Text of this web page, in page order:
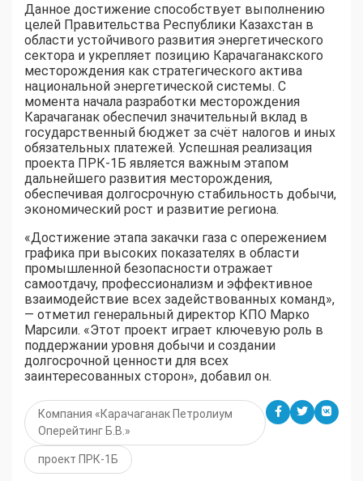
Данное достижение способствует выполнению
целей Правительства Республики Казахстан в
области устойчивого развития энергетического
сектора и укрепляет позицию Карачаганакского
месторождения как стратегического актива
национальной энергетической системы. С
момента начала разработки месторождения
Карачаганак обеспечил значительный вклад в
государственный бюджет за счёт налогов и иных
обязательных платежей. Успешная реализация
проекта ПРК-1Б является важным этапом
дальнейшего развития месторождения,
обеспечивая долгосрочную стабильность добычи,
экономический рост и развитие региона.
«Достижение этапа закачки газа с опережением
графика при высоких показателях в области
промышленной безопасности отражает
самоотдачу, профессионализм и эффективное
взаимодействие всех задействованных команд»,
— отметил генеральный директор КПО Марко
Марсили. «Этот проект играет ключевую роль в
поддержании уровня добычи и создании
долгосрочной ценности для всех
заинтересованных сторон», добавил он.
Компания «Карачаганак Петролиум
Оперейтинг Б.В.»
проект ПРК-1Б